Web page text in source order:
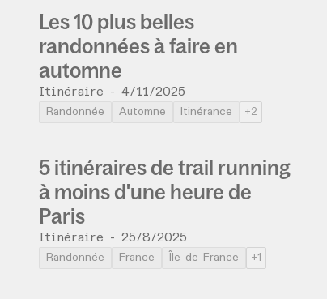
Les 10 plus belles
randonnées à faire en
automne
Itinéraire -4/11/2025
Randonnée Automne Itinérance +2
5 itinéraires de trail running
à moins d'une heure de
Paris
Itinéraire -25/8/2025
Randonnée France Île-de-France +1